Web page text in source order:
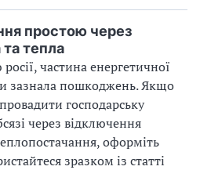
простою через
та тепла
частина енергетичної
зазнала пошкоджень. Якщо
господарську
через відключення
оформіть
зразком із статті